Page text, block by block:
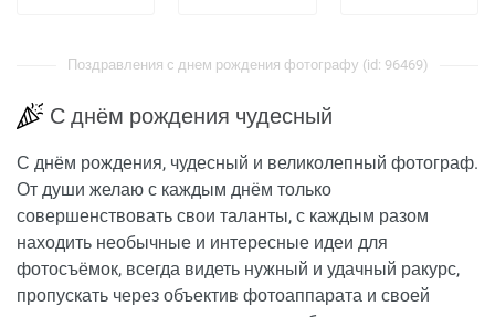
Поздравления с днем рождения фотографу (id: 96469)
С днём рождения чудесный
С днём рождения, чудесный и великолепный фотограф.
От души желаю с каждым днём только
совершенствовать свои таланты, с каждым разом
находить необычные и интересные идеи для
фотосъёмок, всегда видеть нужный и удачный ракурс,
пропускать через объектив фотоаппарата и своей